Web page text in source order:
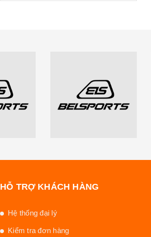
HỖ TRỢ KHÁCH HÀNG
Hệ thống đại lý
Kiểm tra đơn hàng